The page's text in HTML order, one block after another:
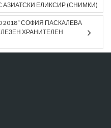
АЗИАТСКИ ЕЛИКСИР (СНИМКИ)
2018“ СОФИЯ ПАСКАЛЕВА
ХРАНИТЕЛЕН